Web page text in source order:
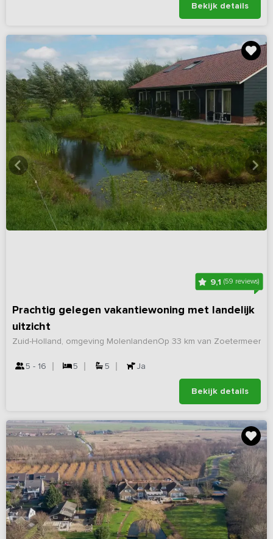
Bekijk details
9,1(59 reviews)
Prachtig gelegen vakantiewoning met landelijk
uitzicht
Op 33 km van Zoetermeer
Zuid-Holland, omgeving Molenlanden
5 - 16 5 5 Ja
Bekijk details